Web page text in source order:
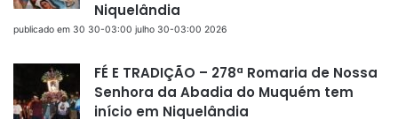
Niquelândia
publicado em 30 30-03:00 julho 30-03:00 2026
FÉ E TRADIÇÃO – 278ª Romaria de Nossa
Senhora da Abadia do Muquém tem
início em Niquelândia